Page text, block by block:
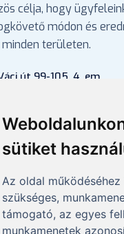
sütiket
Az oldal
szükséges,
támogató, az egyes
munkamenetek
célja, hogy
módon és
területen.
út 99-105. 4. em.
2-41
09-883770 (Fővárosi
CIB Bank, 10700581-